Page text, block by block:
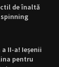
de înaltă
II-a! Ieșenii
pentru